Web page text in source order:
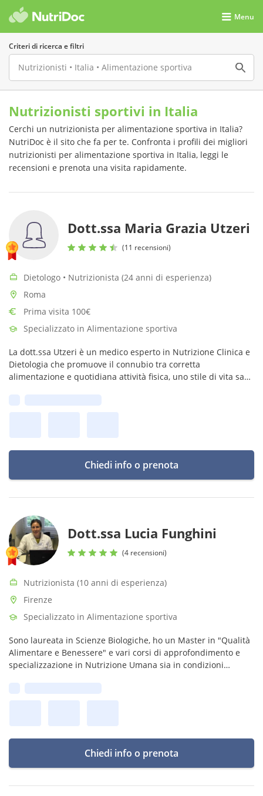
Menu
Criteri di ricerca e filtri
Nutrizionisti sportivi in Italia
Cerchi un nutrizionista per alimentazione sportiva in Italia?
NutriDoc è il sito che fa per te. Confronta i profili dei migliori
nutrizionisti per alimentazione sportiva in Italia, leggi le
recensioni e prenota una visita rapidamente.
Dott.ssa Maria Grazia Utzeri
(11 recensioni)
Dietologo • Nutrizionista (24 anni di esperienza)
Roma
Prima visita 100€
Specializzato in Alimentazione sportiva
La dott.ssa Utzeri è un medico esperto in Nutrizione Clinica e
Dietologia che promuove il connubio tra corretta
alimentazione e quotidiana attività fisica, uno stile di vita sano
Chiedi info o prenota
Dott.ssa Lucia Funghini
(4 recensioni)
Nutrizionista (10 anni di esperienza)
Firenze
Specializzato in Alimentazione sportiva
Sono laureata in Scienze Biologiche, ho un Master in "Qualità
Alimentare e Benessere" e vari corsi di approfondimento e
specializzazione in Nutrizione Umana sia in condizioni
Chiedi info o prenota